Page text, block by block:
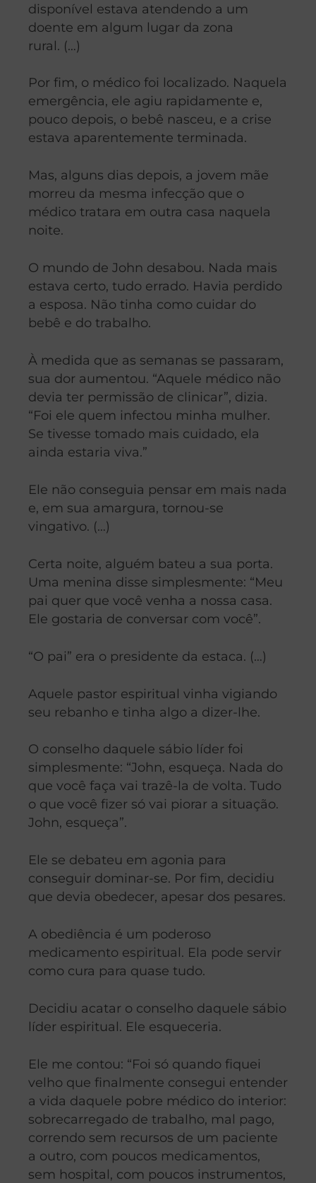
disponível estava atendendo a um
doente em algum lugar da zona
rural. (…)
Por fim, o médico foi localizado. Naquela
emergência, ele agiu rapidamente e,
pouco depois, o bebê nasceu, e a crise
estava aparentemente terminada.
Mas, alguns dias depois, a jovem mãe
morreu da mesma infecção que o
médico tratara em outra casa naquela
noite.
O mundo de John desabou. Nada mais
estava certo, tudo errado. Havia perdido
a esposa. Não tinha como cuidar do
bebê e do trabalho.
À medida que as semanas se passaram,
sua dor aumentou. “Aquele médico não
devia ter permissão de clinicar”, dizia.
“Foi ele quem infectou minha mulher.
Se tivesse tomado mais cuidado, ela
ainda estaria viva.”
Ele não conseguia pensar em mais nada
e, em sua amargura, tornou-se
vingativo. (…)
Certa noite, alguém bateu a sua porta.
Uma menina disse simplesmente: “Meu
pai quer que você venha a nossa casa.
Ele gostaria de conversar com você”.
“O pai” era o presidente da estaca. (…)
Aquele pastor espiritual vinha vigiando
seu rebanho e tinha algo a dizer-lhe.
O conselho daquele sábio líder foi
simplesmente: “John, esqueça. Nada do
que você faça vai trazê-la de volta. Tudo
o que você fizer só vai piorar a situação.
John, esqueça”.
Ele se debateu em agonia para
conseguir dominar-se. Por fim, decidiu
que devia obedecer, apesar dos pesares.
A obediência é um poderoso
medicamento espiritual. Ela pode servir
como cura para quase tudo.
Decidiu acatar o conselho daquele sábio
líder espiritual. Ele esqueceria.
Ele me contou: “Foi só quando fiquei
velho que finalmente consegui entender
a vida daquele pobre médico do interior:
sobrecarregado de trabalho, mal pago,
correndo sem recursos de um paciente
a outro, com poucos medicamentos,
sem hospital, com poucos instrumentos,